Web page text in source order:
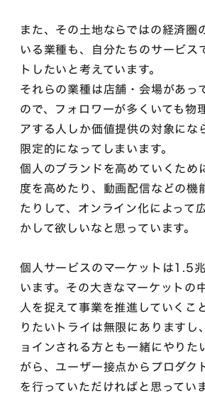
また、その土地ならではの経済圏
いる業種も、自分たちのサービス
トしたいと考えています。
それらの業種は店舗・会場があっ
ので、フォロワーが多くいても物
アする人しか価値提供の対象にな
限定的になってしまいます。
個人のブランドを高めていくため
度を高めたり、動画配信などの機
たりして、オンライン化によって
かして欲しいなと思っています。
個人サービスのマーケットは1.5
います。その大きなマーケットの
人を捉えて事業を推進していくこ
りたいトライは無限にありますし
ョインされる方とも一緒にやりた
がら、ユーザー接点からプロダク
を行っていただければと思っていま